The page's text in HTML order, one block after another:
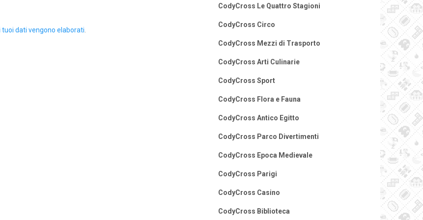
tuoi dati vengono elaborati
CodyCross Le Quattro Stagioni
CodyCross Circo
CodyCross Mezzi di Trasporto
CodyCross Arti Culinarie
CodyCross Sport
CodyCross Flora e Fauna
CodyCross Antico Egitto
CodyCross Parco Divertimenti
CodyCross Epoca Medievale
CodyCross Parigi
CodyCross Casino
CodyCross Biblioteca